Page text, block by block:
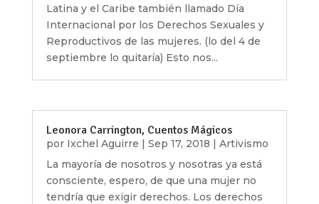
Latina y el Caribe también llamado Día
Internacional por los Derechos Sexuales y
Reproductivos de las mujeres. (lo del 4 de
septiembre lo quitaría) Esto nos...
Leonora Carrington, Cuentos Mágicos
por Ixchel Aguirre | Sep 17, 2018 | Artivismo
La mayoría de nosotros y nosotras ya está
consciente, espero, de que una mujer no
tendría que exigir derechos. Los derechos